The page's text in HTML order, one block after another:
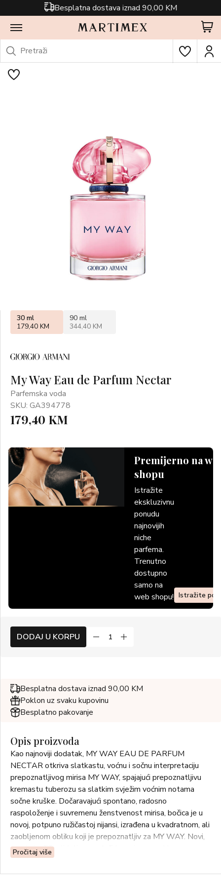
Besplatna dostava iznad 90,00 KM
My Way Eau de Parfum Nectar
Parfemska voda
SKU: GA394778
179,40 KM
Premijerno na
shopu
Istražite
ekskluzivnu
ponudu
najnovijih
niche
parfema.
Trenutno
dostupno
samo na
web shopu! Istražite
30 ml
179,40 KM
90 ml
344,40 KM
DODAJ U KORPU
Besplatna dostava iznad 90,00 KM
Poklon uz svaku kupovinu
Besplatno pakovanje
Opis proizvoda
Kao najnoviji dodatak, MY WAY EAU DE PARFUM
NECTAR otkriva slatkastu, voćnu i sočnu interpretaciju
prepoznatljivog mirisa MY WAY, spajajući prepoznatljivu
kremastu tuberozu sa slatkim svježim voćnim notama
sočne kruške. Dočaravajući spontano, radosno
raspoloženje i suvremenu ženstvenost mirisa, bočica je u
novoj, potpuno ružičastoj nijansi, izrađena u kvadratnom, ali
zaobljenom obliku koji je prepoznatljiv za MY WAY. Novi,
prozirni ružičasti talisman služi kao njegov poklopac,
prenoseći svu svjetlost, svježinu, sočnost miris a, koja
definira MY WAY EAU DE PARFUM NECTAR.
Pročitaj više